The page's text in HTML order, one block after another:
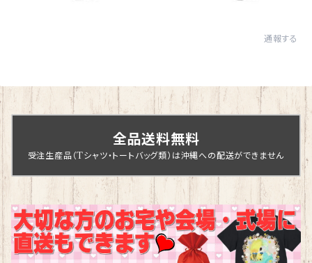
通報する
全品送料無料
受注生産品（Tシャツ・トートバッグ類）は沖縄への配送ができません